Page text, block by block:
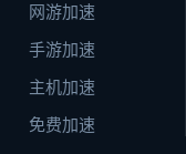
网游加速
手游加速
主机加速
免费加速